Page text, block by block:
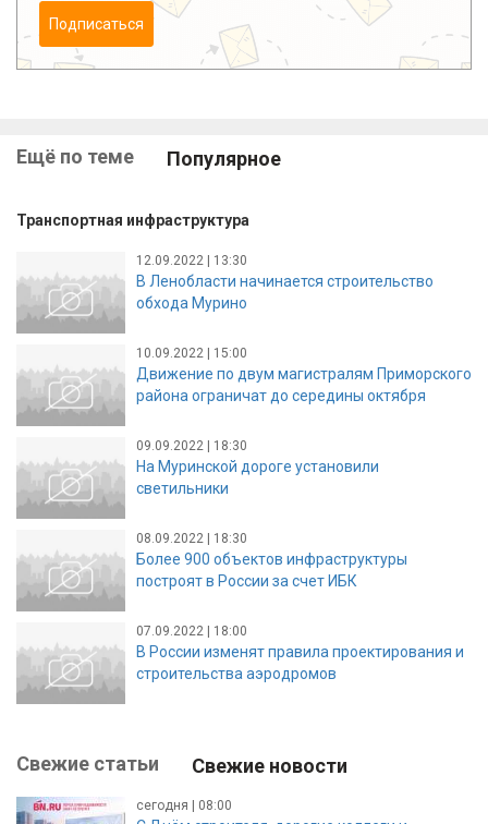
Подписаться
Ещё по теме Популярное
Транспортная инфраструктура
12.09.2022 | 13:30
В Ленобласти начинается строительство
обхода Мурино
10.09.2022 | 15:00
Движение по двум магистралям Приморского
района ограничат до середины октября
09.09.2022 | 18:30
На Муринской дороге установили
светильники
08.09.2022 | 18:30
Более 900 объектов инфраструктуры
построят в России за счет ИБК
07.09.2022 | 18:00
В России изменят правила проектирования и
строительства аэродромов
Свежие статьи Свежие новости
сегодня | 08:00